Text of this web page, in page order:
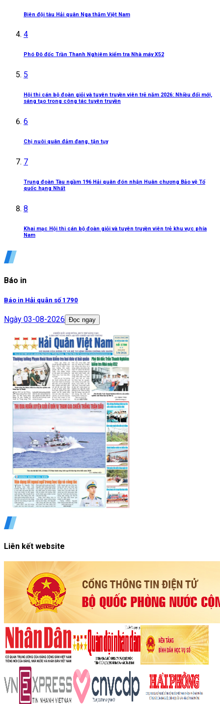
Biên đội tàu Hải quân Nga thăm Việt Nam
4
Phó Đô đốc Trần Thanh Nghiêm kiểm tra Nhà máy X52
5
Hội thi cán bộ đoàn giỏi và tuyên truyền viên trẻ năm 2026: Nhiều đổi mới,
sáng tạo trong công tác tuyên truyền
6
Chị nuôi quân đảm đang, tận tụy
7
Trung đoàn Tàu ngầm 196 Hải quân đón nhận Huân chương Bảo vệ Tổ
quốc hạng Nhất
8
Khai mạc Hội thi cán bộ đoàn giỏi và tuyên truyền viên trẻ khu vực phía
Nam
Báo in
Báo in Hải quân số 1790
Ngày 03-08-2026 Đọc ngay
Liên kết website